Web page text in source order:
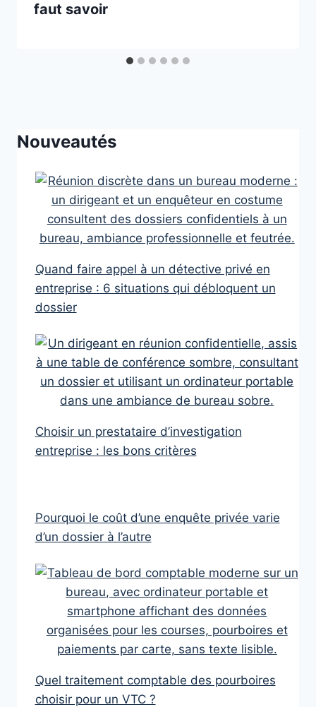
faut savoir
Nouveautés
Quand faire appel à un détective privé en
entreprise : 6 situations qui débloquent un
dossier
Choisir un prestataire d’investigation
entreprise : les bons critères
Pourquoi le coût d’une enquête privée varie
d’un dossier à l’autre
Quel traitement comptable des pourboires
choisir pour un VTC ?